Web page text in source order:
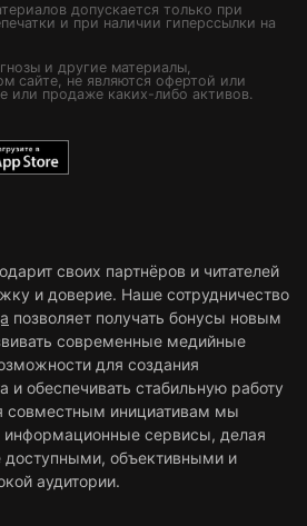
допускается только при
и при наличии гиперссылки на
и другие материалы,
сайте, не являются офертой или
или продаже каких-либо активов.
своих партнёров и читателей
и доверие. Наше сотрудничество
позволяет получать бонусы новым
современные медийные
для создания
и обеспечивать стабильную работу
совместным инициативам мы
сервисы, делая
доступными, объективными и
аудитории.